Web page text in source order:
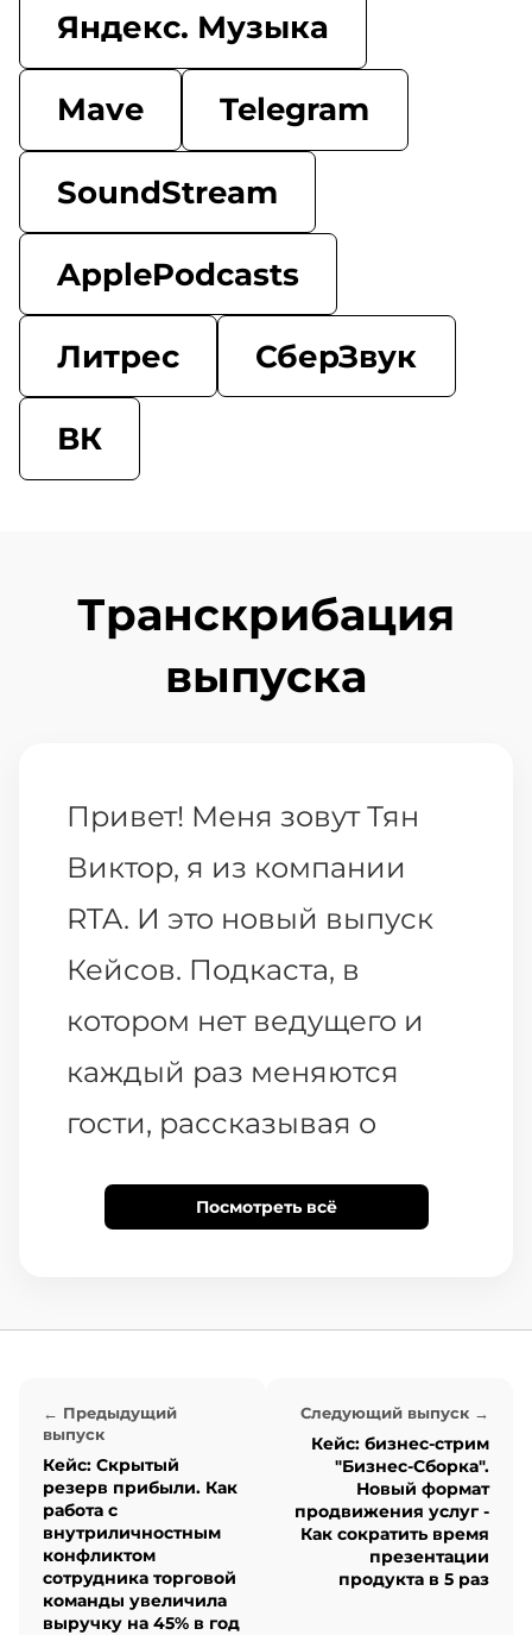
Яндекс. Музыка
Mave Telegram
SoundStream
ApplePodcasts
Литрес СберЗвук
ВК
Транскрибация
выпуска
Привет! Меня зовут Тян
Виктор, я из компании
RTA. И это новый выпуск
Кейсов. Подкаста, в
котором нет ведущего и
каждый раз меняются
гости, рассказывая о
кейсом делиться с вами
кейс, которым мы в RTA
действительно гордимся.
Мы работали с онлайн-
аптекой Здравсити.
Задача стояла
Посмотреть всё
← Предыдущий
выпуск
Кейс: Скрытый
резерв прибыли. Как
работа с
внутриличностным
конфликтом
сотрудника торговой
команды увеличила
выручку на 45% в год
Следующий выпуск →
Кейс: бизнес-стрим
"Бизнес-Сборка".
Новый формат
продвижения услуг -
Как сократить время
презентации
продукта в 5 раз